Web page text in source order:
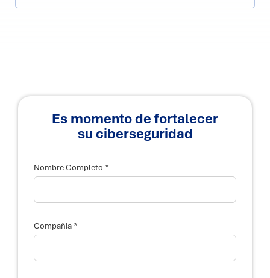
Es momento de fortalecer
su ciberseguridad
Nombre Completo *
Compañia *